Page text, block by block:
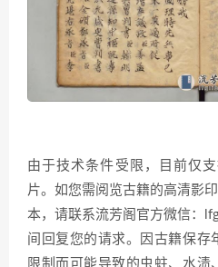
由于技术条件受限，目前仅
片。如您需阅览古籍的高清影
本，请联系流芳阁官方微信：
间回复您的请求。因古籍保存
限制而可能导致的虫蛀、水渍